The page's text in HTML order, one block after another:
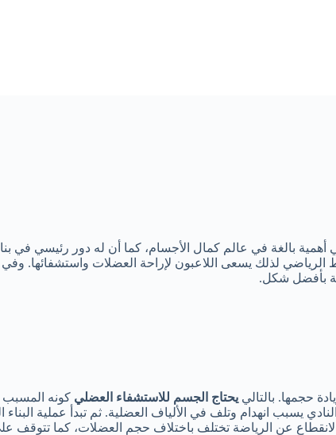
أهمية بالغة في عالم كمال الأجسام، كما أن له دور رئيسي في
الرياضي لذلك يسعى اللاعبون لإراحة العضلات واستشفائها.
بأفضل شكل.
حجمها. بالتالي يحتاج الجسم للاستشفاء العضلي كونه المسبب
يسبب انهدام وتلف في الألياف العضلية. ثم تبدأ عملية
عن الرياضة تختلف باختلاف حجم العضلات، كما تتوقف